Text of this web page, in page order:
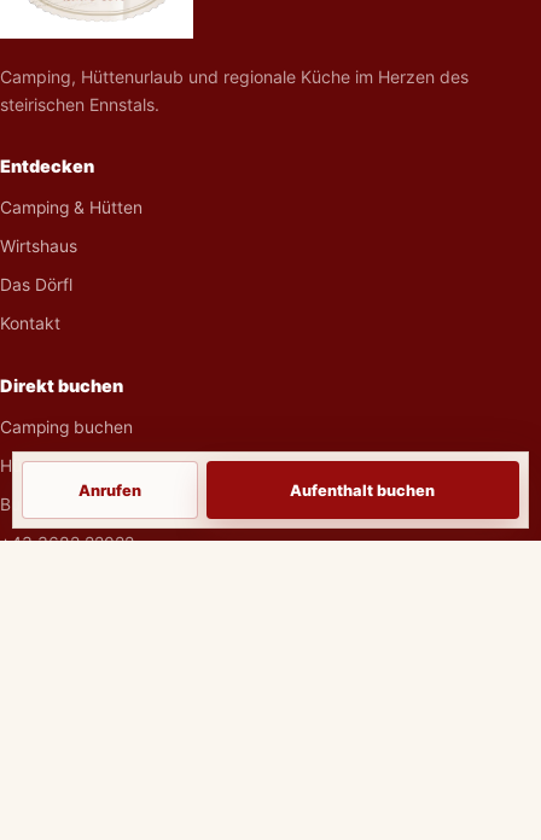
Camping, Hüttenurlaub und regionale Küche im Herzen des
steirischen Ennstals.
Entdecken
Camping & Hütten
Wirtshaus
Das Dörfl
Kontakt
Direkt buchen
Camping buchen
Hüttenurlaub buchen
Buchungsanfrage senden
+43 3682 22022
Anrufen Aufenthalt buchen